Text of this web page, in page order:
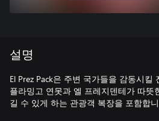
설명
El Prez Pack은 주변 국가들을 감동시킬
플라밍고 연못과 엘 프레지덴테가 따뜻
길 수 있게 하는 관광객 복장을 포함합